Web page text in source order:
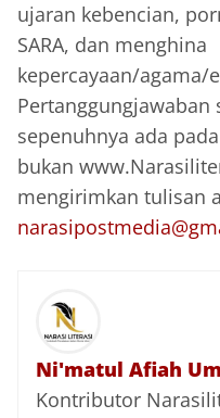
ujaran kebencian,
SARA, dan menghina
kepercayaan/agama/
sepenuhnya ada
bukan
mengirimkan tulisan
Ni'matul Afiah
Kontributor